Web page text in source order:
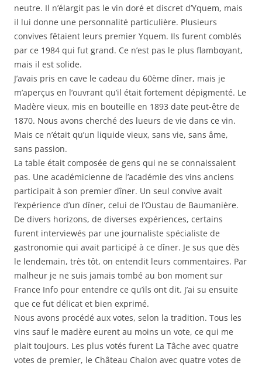
neutre. Il n’élargit pas le vin doré et discret d’Yquem, mais
il lui donne une personnalité particulière. Plusieurs
convives fêtaient leurs premier Yquem. Ils furent comblés
par ce 1984 qui fut grand. Ce n’est pas le plus flamboyant,
mais il est solide.
J’avais pris en cave le cadeau du 60ème dîner, mais je
m’aperçus en l’ouvrant qu’il était fortement dépigmenté. Le
Madère vieux, mis en bouteille en 1893 date peut-être de
1870. Nous avons cherché des lueurs de vie dans ce vin.
Mais ce n’était qu’un liquide vieux, sans vie, sans âme,
sans passion.
La table était composée de gens qui ne se connaissaient
pas. Une académicienne de l’académie des vins anciens
participait à son premier dîner. Un seul convive avait
l’expérience d’un dîner, celui de l’Oustau de Baumanière.
De divers horizons, de diverses expériences, certains
furent interviewés par une journaliste spécialiste de
gastronomie qui avait participé à ce dîner. Je sus que dès
le lendemain, très tôt, on entendit leurs commentaires. Par
malheur je ne suis jamais tombé au bon moment sur
France Info pour entendre ce qu’ils ont dit. J’ai su ensuite
que ce fut délicat et bien exprimé.
Nous avons procédé aux votes, selon la tradition. Tous les
vins sauf le madère eurent au moins un vote, ce qui me
plait toujours. Les plus votés furent La Tâche avec quatre
votes de premier, le Château Chalon avec quatre votes de